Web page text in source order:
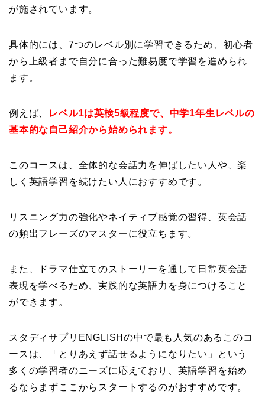
が施されています。
具体的には、7つのレベル別に学習できるため、初心者
から上級者まで自分に合った難易度で学習を進められ
ます 。
例えば、
レベル1は英検5級程度で、中学1年生レベルの
基本的な自己紹介から始められます。
このコースは、全体的な会話力を伸ばしたい人や、楽
しく英語学習を続けたい人におすすめです 。
リスニング力の強化やネイティブ感覚の習得、英会話
の頻出フレーズのマスターに役立ちます。
また、ドラマ仕立てのストーリーを通して日常英会話
表現を学べるため、実践的な英語力を身につけること
ができます 。
スタディサプリENGLISHの中で最も人気のあるこのコ
ースは、「とりあえず話せるようになりたい」という
多くの学習者のニーズに応えており、英語学習を始め
るならまずここからスタートするのがおすすめです。